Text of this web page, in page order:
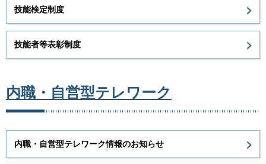
技能検定制度
技能者等表彰制度
内職・自営型テレワーク
内職・自営型テレワーク情報のお知らせ